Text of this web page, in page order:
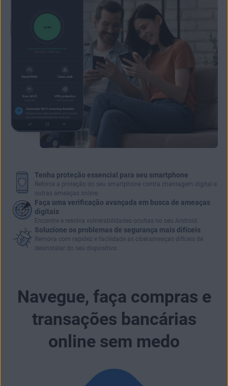
Tenha proteção essencial para seu smartphone
Reforce a proteção do seu smartphone contra chantagem digital e
outras ameaças online.
Faça uma verificação avançada em busca de ameaças
digitais
Encontre e resolva vulnerabilidades ocultas no seu Android.
Solucione os problemas de segurança mais difíceis
Remova com rapidez e facilidade as ciberameaças difíceis de
desinstalar do seu dispositivo.
Navegue, faça compras e
transações bancárias
online sem medo